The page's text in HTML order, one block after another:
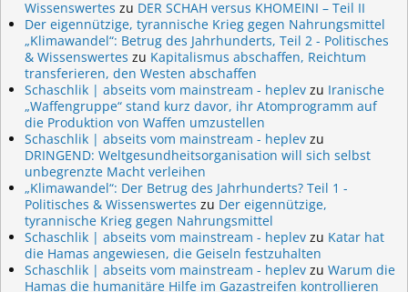
Wissenswertes zu DER SCHAH versus KHOMEINI – Teil II
Der eigennützige, tyrannische Krieg gegen Nahrungsmittel
„Klimawandel“: Betrug des Jahrhunderts, Teil 2 - Politisches
& Wissenswertes zu Kapitalismus abschaffen, Reichtum
transferieren, den Westen abschaffen
Schaschlik | abseits vom mainstream - heplev zu Iranische
„Waffengruppe“ stand kurz davor, ihr Atomprogramm auf
die Produktion von Waffen umzustellen
Schaschlik | abseits vom mainstream - heplev zu
DRINGEND: Weltgesundheitsorganisation will sich selbst
unbegrenzte Macht verleihen
„Klimawandel“: Der Betrug des Jahrhunderts? Teil 1 -
Politisches & Wissenswertes zu Der eigennützige,
tyrannische Krieg gegen Nahrungsmittel
Schaschlik | abseits vom mainstream - heplev zu Katar hat
die Hamas angewiesen, die Geiseln festzuhalten
Schaschlik | abseits vom mainstream - heplev zu Warum die
Hamas die humanitäre Hilfe im Gazastreifen kontrollieren